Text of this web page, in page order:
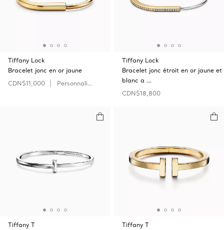
Tiffany Lock
Bracelet jonc en or jaune
CDN$11,000
Personnaliser
Tiffany Lock
Bracelet jonc étroit en or jaune et
blanc a …
CDN$18,800
Tiffany T
Tiffany T